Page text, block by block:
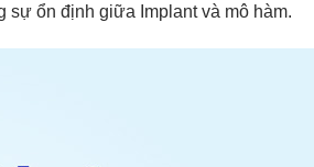
sự ổn định giữa Implant và mô hàm.